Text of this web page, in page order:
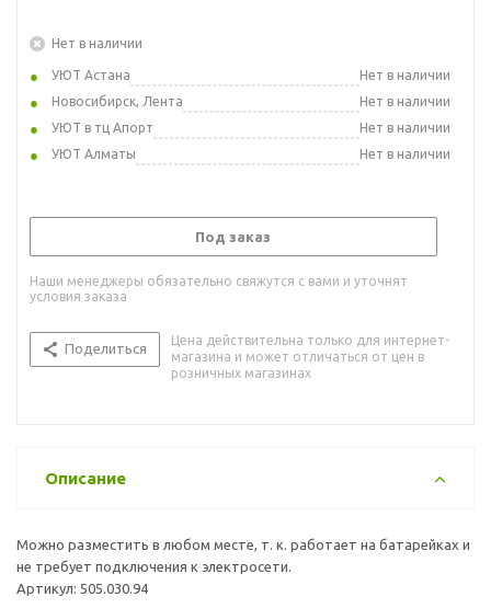
Нет в наличии
УЮТ Астана
Нет в наличии
Новосибирск, Лента
Нет в наличии
УЮТ в тц Апорт
Нет в наличии
УЮТ Алматы
Нет в наличии
Под заказ
Наши менеджеры обязательно свяжутся с вами и уточнят
условия заказа
Поделиться
Цена действительна только для интернет-
магазина и может отличаться от цен в
розничных магазинах
Описание
Можно разместить в любом месте, т. к. работает на батарейках и
не требует подключения к электросети.
Артикул: 505.030.94